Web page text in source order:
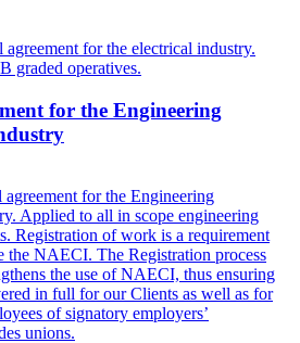
for the electrical industry.
graded operatives.
for the Engineering
for the Engineering
Applied to all in scope engineering
Registration of work is a requirement
the NAECI. The Registration process
the use of NAECI, thus ensuring
in full for our Clients as well as for
of signatory employers’
unions.